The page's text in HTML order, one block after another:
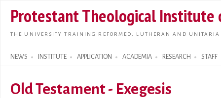
main
Protestant Theological Institute
THE UNIVERSITY TRAINING REFORMED, LUTHERAN AND
NEWS INSTITUTE APPLICATION ACADEMIA RESEARCH STAFF
Search form
Old Testament - Exegesis